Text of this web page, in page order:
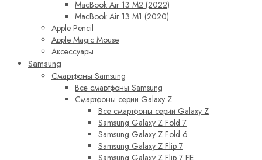
MacBook Air 13 M2 (2022)
MacBook Air 13 M1 (2020)
Apple Pencil
Apple Magic Mouse
Аксессуары
Samsung
Смартфоны Samsung
Все смартфоны Samsung
Смартфоны серии Galaxy Z
Все смартфоны серии Galaxy Z
Samsung Galaxy Z Fold 7
Samsung Galaxy Z Fold 6
Samsung Galaxy Z Flip 7